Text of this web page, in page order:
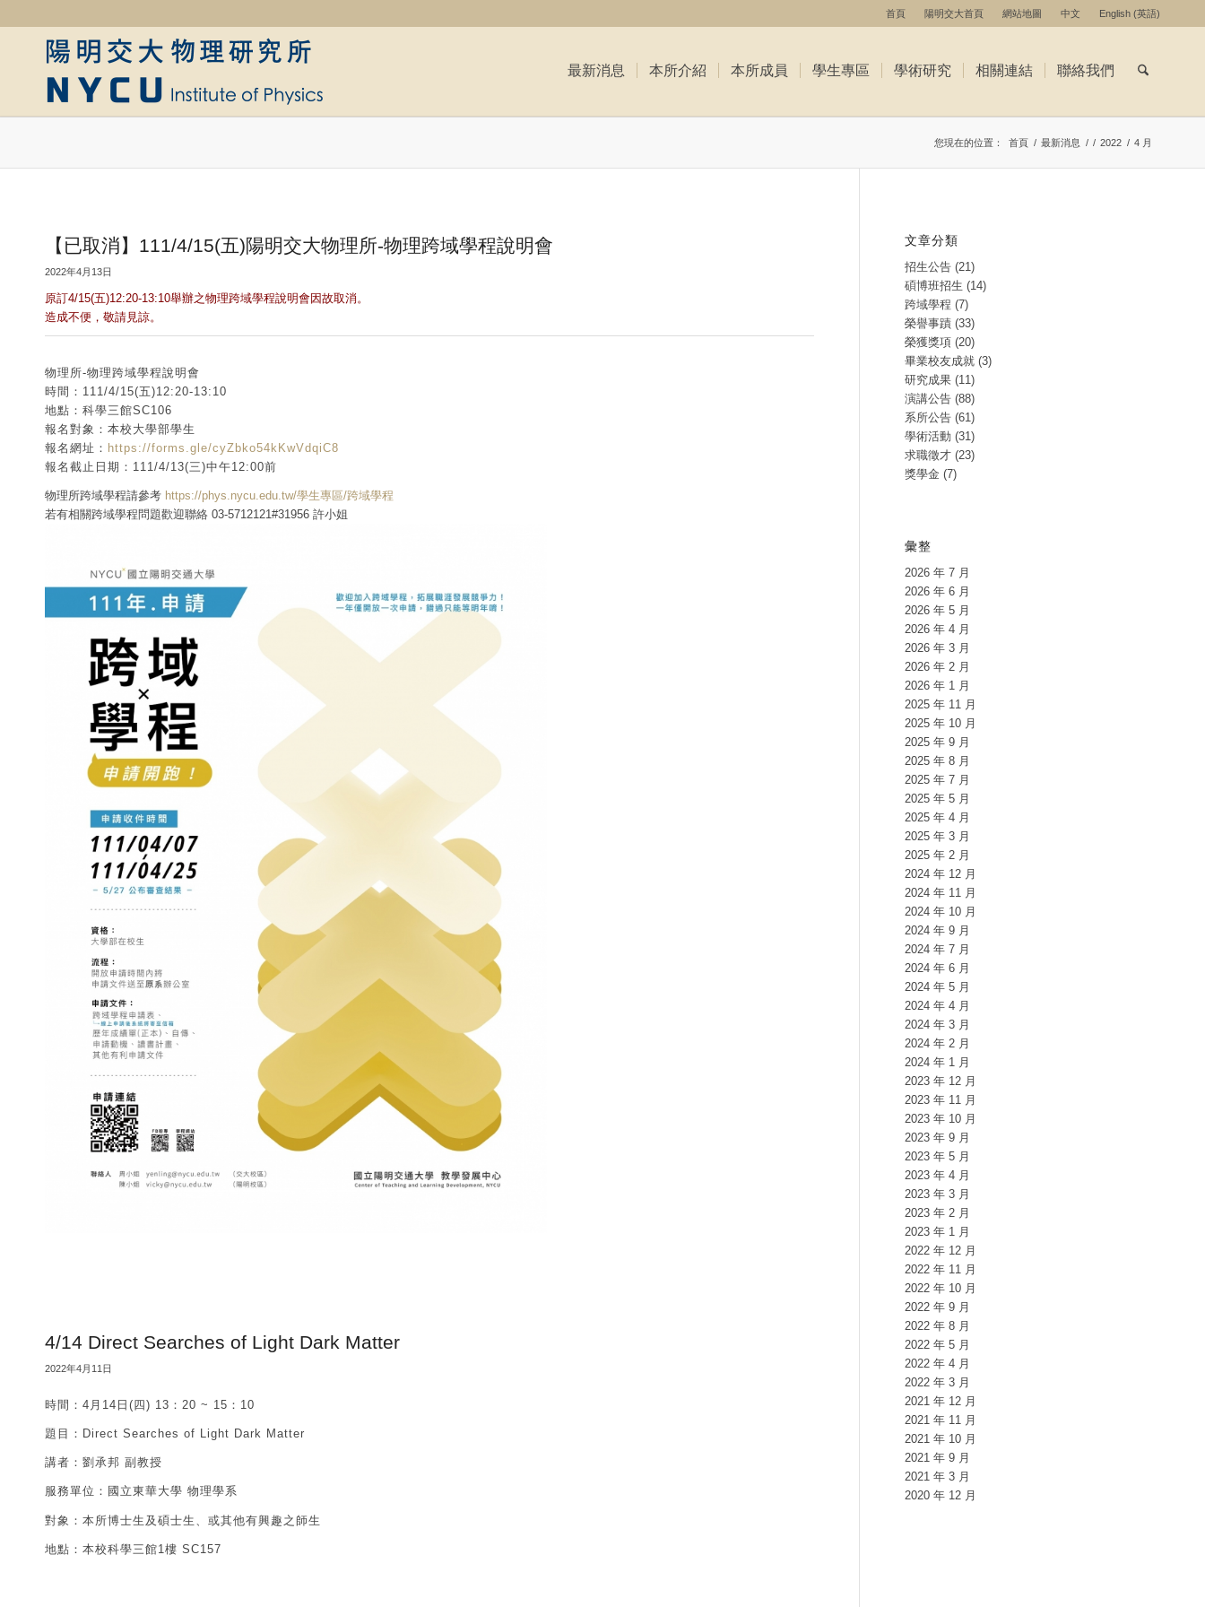
首頁 陽明交大首頁 網站地圖 中文 English (英語)
最新消息 本所介紹 本所成員 學生專區 學術研究 相關連結 聯絡我們
您現在的位置： 首頁 / 最新消息 / / 2022 / 4 月
【已取消】111/4/15(五)陽明交大物理所-物理跨域學程說明會
2022年4月13日
原訂4/15(五)12:20-13:10舉辦之物理跨域學程說明會因故取消。
造成不便，敬請見諒。
物理所-物理跨域學程說明會
時間：111/4/15(五)12:20-13:10
地點：科學三館SC106
報名對象：本校大學部學生
報名網址： https://forms.gle/cyZbko54kKwVdqiC8
報名截止日期：111/4/13(三)中午12:00前
物理所跨域學程請參考 https://phys.nycu.edu.tw/學生專區/跨域學程
若有相關跨域學程問題歡迎聯絡 03-5712121#31956 許小姐
4/14 Direct Searches of Light Dark Matter
2022年4月11日
時間：4月14日(四) 13：20 ~ 15：10
題目：Direct Searches of Light Dark Matter
講者：劉承邦 副教授
服務單位：國立東華大學 物理學系
對象：本所博士生及碩士生、或其他有興趣之師生
地點：本校科學三館1樓 SC157
文章分類
招生公告 (21)
碩博班招生 (14)
跨域學程 (7)
榮譽事蹟 (33)
榮獲獎項 (20)
畢業校友成就 (3)
研究成果 (11)
演講公告 (88)
系所公告 (61)
學術活動 (31)
求職徵才 (23)
獎學金 (7)
彙整
2026 年 7 月
2026 年 6 月
2026 年 5 月
2026 年 4 月
2026 年 3 月
2026 年 2 月
2026 年 1 月
2025 年 11 月
2025 年 10 月
2025 年 9 月
2025 年 8 月
2025 年 7 月
2025 年 5 月
2025 年 4 月
2025 年 3 月
2025 年 2 月
2024 年 12 月
2024 年 11 月
2024 年 10 月
2024 年 9 月
2024 年 7 月
2024 年 6 月
2024 年 5 月
2024 年 4 月
2024 年 3 月
2024 年 2 月
2024 年 1 月
2023 年 12 月
2023 年 11 月
2023 年 10 月
2023 年 9 月
2023 年 5 月
2023 年 4 月
2023 年 3 月
2023 年 2 月
2023 年 1 月
2022 年 12 月
2022 年 11 月
2022 年 10 月
2022 年 9 月
2022 年 8 月
2022 年 5 月
2022 年 4 月
2022 年 3 月
2021 年 12 月
2021 年 11 月
2021 年 10 月
2021 年 9 月
2021 年 3 月
2020 年 12 月